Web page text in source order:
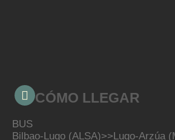
CÓMO LLEGAR
BUS
Bilbao-Lugo (ALSA)>>Lugo-Arzúa